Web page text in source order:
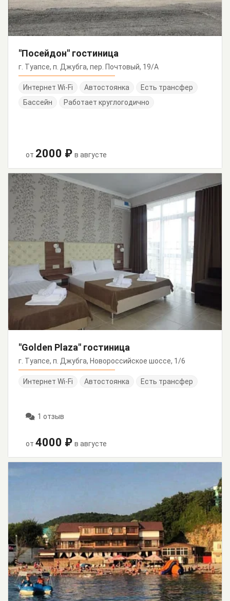
"Посейдон" гостиница
г. Туапсе, п. Джубга, пер. Почтовый, 19/А
Интернет Wi-Fi Автостоянка
Есть трансфер
Бассейн
Работает круглогодично
от 2000 ₽ в августе
"Golden Plaza" гостиница
г. Туапсе, п. Джубга, Новороссийское шоссе, 1/6
Интернет Wi-Fi Автостоянка Есть трансфер
1 отзыв
от 4000 ₽ в августе